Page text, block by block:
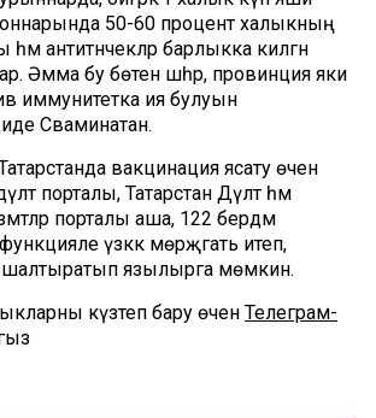
50-60 процент халыкның
антитәнчекләр барлыкка килгән
Әмма бу бөтен шәһәр, провинция яки
иммунитетка ия булуын
Сваминатан.
вакцинация ясату өчен
порталы, Татарстан Дәүләт һәм
порталы аша, 122 бердәм
үзәккә мөрәҗәгать итеп,
шалтыратып язылырга мөмкин.
күзәтеп бару өчен Телеграм-